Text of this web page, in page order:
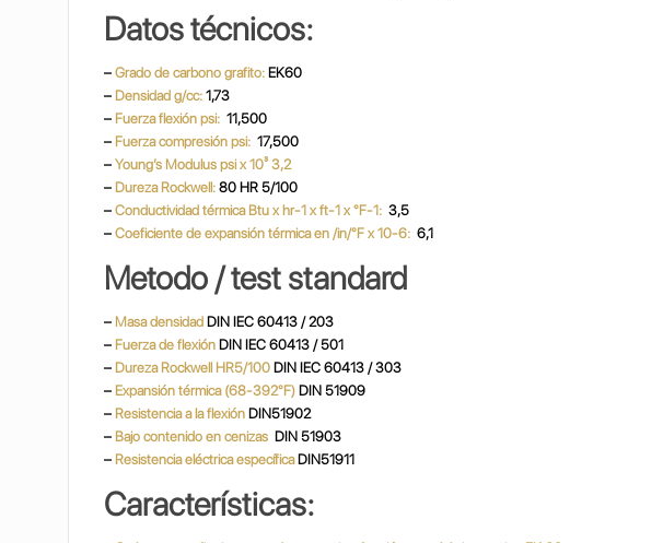
Datos técnicos:
–Grado de carbono grafito: EK60
–Densidad g/cc: 1,73
–Fuerza flexión psi: 11,500
–Fuerza compresión psi: 17,500
–Young’s Modulus psi x 10³ 3,2
–Dureza Rockwell: 80 HR 5/100
– Conductividad térmica Btu x hr-1 x ft-1 x °F-1: 3,5
–Coeficiente de expansión térmica en /in/°F x 10-6: 6,1
Metodo / test standard
– Masa densidad DIN IEC 60413 / 203
– Fuerza de flexión DIN IEC 60413 / 501
– Dureza Rockwell HR5/100 DIN IEC 60413 / 303
– Expansión térmica (68-392°F) DIN 51909
–Resistencia a la flexión DIN51902
–Bajo contenido en cenizas DIN 51903
–Resistencia eléctrica específica DIN51911
Características: